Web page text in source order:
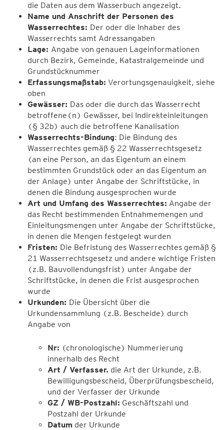
die Daten aus dem Wasserbuch angezeigt.
Name und Anschrift der Personen des
Wasserrechtes: Der oder die Inhaber des
Wasserrechts samt Adressangaben
Lage: Angabe von genauen Lageinformationen
durch Bezirk, Gemeinde, Katastralgemeinde und
Grundstücknummer
Erfassungsmaßstab: Verortungsgenauigkeit, siehe
oben
Gewässer: Das oder die durch das Wasserrecht
betroffene(n) Gewässer, bei Indirekteinleitungen
(§ 32b) auch die betroffene Kanalisation
Wasserrechts-Bindung: Die Bindung des
Wasserrechtes gemäß § 22 Wasserrechtsgesetz
(an eine Person, an das Eigentum an einem
bestimmten Grundstück oder an das Eigentum an
der Anlage) unter Angabe der Schriftstücke, in
denen die Bindung ausgesprochen wurde
Art und Umfang des Wasserrechtes: Angabe der
das Recht bestimmenden Entnahmemengen und
Einleitungsmengen unter Angabe der Schriftstücke,
in denen die Mengen festgelegt wurden
Fristen: Die Befristung des Wasserrechtes gemäß §
21 Wasserrechtsgesetz und andere wichtige Fristen
(z.B. Bauvollendungsfrist) unter Angabe der
Schriftstücke, in denen die Frist ausgesprochen
wurde
Urkunden: Die Übersicht über die
Urkundensammlung (z.B. Bescheide) durch
Angabe von
Nr: (chronologische) Nummerierung
innerhalb des Recht
Art / Verfasser. die Art der Urkunde, z.B.
Bewilligungsbescheid, Überprüfungsbescheid,
und der Verfasser der Urkunde
GZ / WB-Postzahl: Geschäftszahl und
Postzahl der Urkunde
Datum der Urkunde